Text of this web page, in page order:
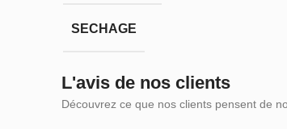
SECHAGE
L'avis de nos clients
Découvrez ce que nos clients pensent de